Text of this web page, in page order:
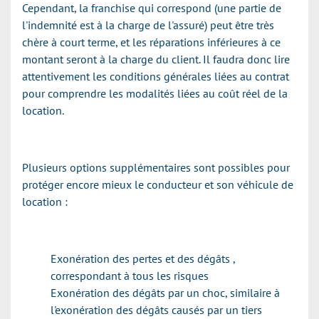
Cependant, la franchise qui correspond (une partie de
l'indemnité est à la charge de l'assuré) peut être très
chère à court terme, et les réparations inférieures à ce
montant seront à la charge du client. Il faudra donc lire
attentivement les conditions générales liées au contrat
pour comprendre les modalités liées au coût réel de la
location.
Plusieurs options supplémentaires sont possibles pour
protéger encore mieux le conducteur et son véhicule de
location :
Exonération des pertes et des dégâts ,
correspondant à tous les risques
Exonération des dégâts par un choc, similaire à
l'exonération des dégâts causés par un tiers